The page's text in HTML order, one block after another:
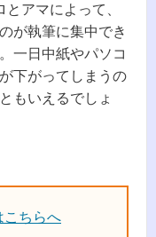
アマによって、
が執筆に集中でき
一日中紙やパソコ
下がってしまうの
もいえるでしょ
こちらへ